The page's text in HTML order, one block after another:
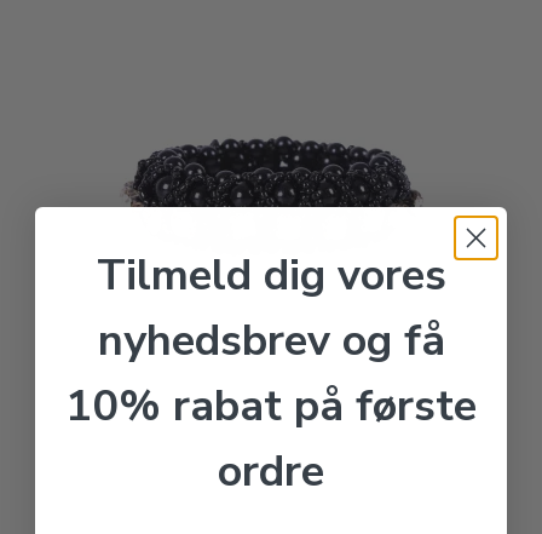
Tilmeld dig vores
nyhedsbrev og få
10% rabat på første
ordre